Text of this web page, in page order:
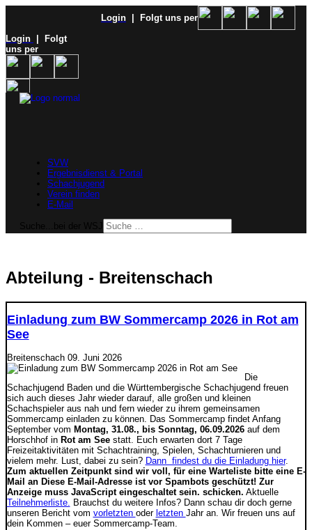
Login
| Folgt uns per
Login
| Folgt
uns per
SVW
Ergebnisdienst & Portal
Schachjugend
Verein finden
E-Mail
Abteilung - Breitenschach
Einladung zum BW Sommercamp 2026 in Rot am
See
Breitenschach 09. Juni 2026
Die
Schachjugend Baden und die Württembergische Schachjugend freuen
sich auch dieses Jahr wieder darauf, alle großen und kleinen
Schachspieler aus nah und fern wieder zu ihrem gemeinsamen
Sommercamp einladen zu können. Das Sommercamp findet Anfang
September vom Montag, 31.08., bis Sonntag, 06.09.2026auf dem
Horschhof in Rot am Seestatt. Euch erwarten dort 7 Tage
Freizeitaktivitäten mit Schachtraining, Spielen, Schachturnieren und
vielem mehr. Lust, dabei zu sein? Dann findest du die Einladung hier.
Zum aktuellen Zeitpunkt sind wir voll, für eine Warteliste bitte eine E-
Mail an Diese E-Mail-Adresse ist vor Spambots geschützt! Zur
Anzeige muss JavaScript eingeschaltet sein. schicken. Aktuelle
Teilnehmerliste. Brauchst du weitere Infos? Dann schau dir doch gerne
unseren Bericht vom vorletzten oder letzten Jahr an. Wir freuen uns auf
dein Kommen – euer Sommercamp-Team.